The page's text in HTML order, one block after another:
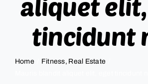
CONTACT
aliquet
tincidunt
Home Fitness Real Estate